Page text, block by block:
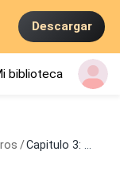
Descargar
biblioteca
/Capitulo 3: Una vez mas